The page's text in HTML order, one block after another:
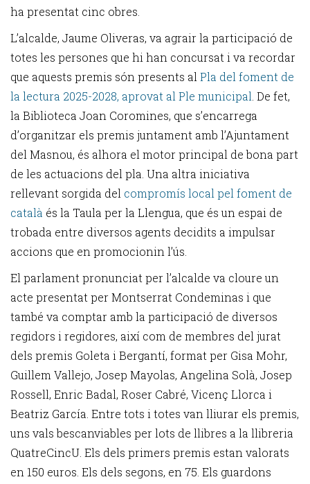
ha presentat cinc obres.
L’alcalde, Jaume Oliveras, va agrair la participació de
totes les persones que hi han concursat i va recordar
que aquests premis són presents al Pla del foment de
la lectura 2025-2028, aprovat al Ple municipal . De fet,
la Biblioteca Joan Coromines, que s’encarrega
d’organitzar els premis juntament amb l’Ajuntament
del Masnou, és alhora el motor principal de bona part
de les actuacions del pla. Una altra iniciativa
rellevant sorgida del compromís local pel foment de
català és la Taula per la Llengua, que és un espai de
trobada entre diversos agents decidits a impulsar
accions que en promocionin l’ús.
El parlament pronunciat per l’alcalde va cloure un
acte presentat per Montserrat Condeminas i que
també va comptar amb la participació de diversos
regidors i regidores, així com de membres del jurat
dels premis Goleta i Bergantí, format per Gisa Mohr,
Guillem Vallejo, Josep Mayolas, Angelina Solà, Josep
Rossell, Enric Badal, Roser Cabré, Vicenç Llorca i
Beatriz García. Entre tots i totes van lliurar els premis,
uns vals bescanviables per lots de llibres a la llibreria
QuatreCincU. Els dels primers premis estan valorats
en 150 euros. Els dels segons, en 75. Els guardons